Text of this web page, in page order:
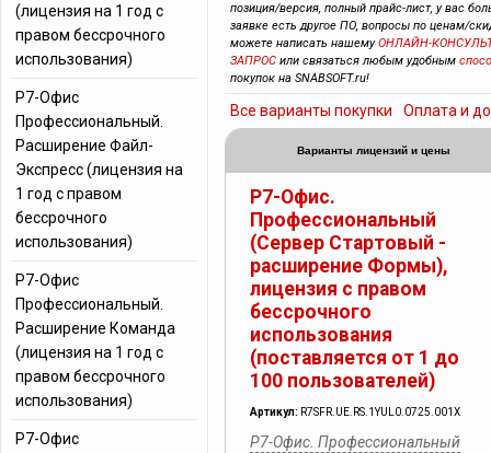
позиция/версия, полный прайс-лист, у вас
заявке есть другое ПО, вопросы по ценам/
можете написать нашемуОНЛАЙН-
ЗАПРОС или связаться любым удобным
покупок на SNABSOFT.ru!
Все варианты покупки Оплата и
Варианты лицензий и цены
Р7-Офис.
Профессиональный
(Сервер Стартовый -
расширение Формы),
лицензия с правом
бессрочного
использования
(поставляется от 1 до
100 пользователей)
Артикул: R7SFR.UE.RS.1YUL0.0725.001X
Р7-Офис. Профессиональный
(лицензия на 1 год с
правом бессрочного
использования)
Р7-Офис
Профессиональный.
Расширение Файл-
Экспресс (лицензия на
1 год с правом
бессрочного
использования)
Р7-Офис
Профессиональный.
Расширение Команда
(лицензия на 1 год с
правом бессрочного
использования)
Р7-Офис